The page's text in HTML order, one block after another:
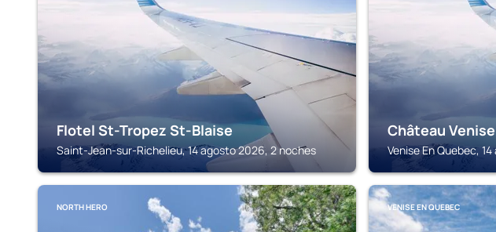
Flotel St-Tropez St-Blaise
Saint-Jean-sur-Richelieu, 14 agosto 2026, 2 noches
Château Venise
Venise En Quebec,
NORTH HERO VENISE EN QUEBEC